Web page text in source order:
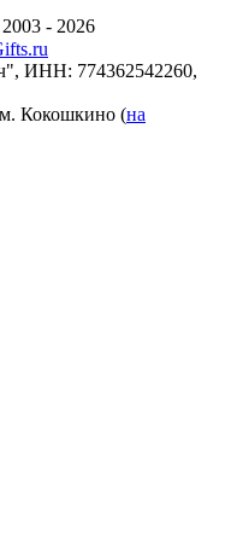
- 2026
ИНН: 774362542260,
м. Кокошкино (на